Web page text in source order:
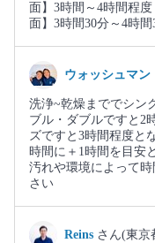
面】3時間～4時間程
面】3時間30分～4時
ウォッシュマン
洗浄~乾燥まででシン
ブル・ダブルですと2
ズですと3時間程度と
時間に＋1時間を目安
汚れや環境によって
さい
Reins さん(東京